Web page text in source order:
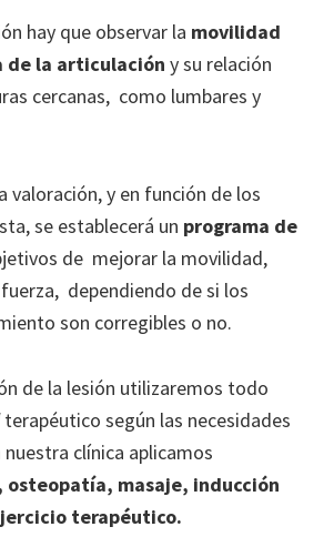
hay que observar la movilidad
de la articulación y su relación
cercanas, como lumbares y
valoración, y en función de los
se establecerá un programa de
de mejorar la movilidad,
dependiendo de si los
son corregibles o no.
de la lesión utilizaremos todo
terapéutico según las necesidades
nuestra clínica aplicamos
osteopatía, masaje, inducción
terapéutico.